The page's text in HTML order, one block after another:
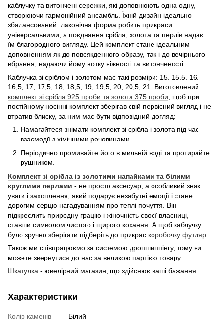
каблучку та витончені сережки, які доповнюють одна одну,
створюючи гармонійний ансамбль. Їхній дизайн ідеально
збалансований: лаконічна форма робить прикраси
універсальними, а поєднання срібла, золота та перлів надає
їм благородного вигляду. Цей комплект стане ідеальним
доповненням як до повсякденного образу, так і до вечірнього
вбрання, надаючи йому нотку ніжності та витонченості.
Каблучка зі сріблом і золотом має такі розміри: 15, 15,5, 16,
16,5, 17, 17,5, 18, 18,5, 19, 19,5, 20, 20,5, 21. Виготовлений
комплект зі срібла 925 проби та золота 375 проби , щоб при
постійному носінні комплект зберігав свій первісний вигляд і не
втратив блиску, за ним має бути відповідний догляд:
Намагайтеся знімати комплект зі срібла і золота під час
взаємодії з хімічними речовинами.
Періодично промивайте його в мильній воді та протирайте
рушником.
Комплект зі срібла із золотими напайками та білими
круглими перлами - не просто аксесуар, а особливий знак
уваги і захоплення, який подарує незабутні емоції і стане
дорогим серцю нагадуванням про теплі почуття. Він
підкреслить природну грацію і жіночність своєї власниці,
ставши символом чистого і щирого кохання. А щоб каблучку
було зручно зберігати підберіть до прикрас коробочку футляр.
Також ми співпрацюємо за системою дропшиппінгу, тому ви
можете звернутися до нас за великою партією товару.
Шкатулка - ювелірний магазин, що здійснює ваші бажання!
Характеристики
Колір каменів
Білий